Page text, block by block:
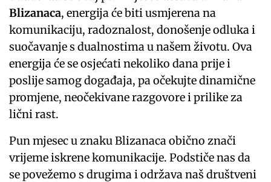
Blizanaca, energija će biti usmjerena na
komunikaciju, radoznalost, donošenje odluka i
suočavanje s dualnostima u našem životu. Ova
energija će se osjećati nekoliko dana prije i
poslije samog događaja, pa očekujte dinamične
promjene, neočekivane razgovore i prilike za
lični rast.
Pun mjesec u znaku Blizanaca obično znači
vrijeme iskrene komunikacije. Podstiče nas da
se povežemo s drugima i održava naš društveni